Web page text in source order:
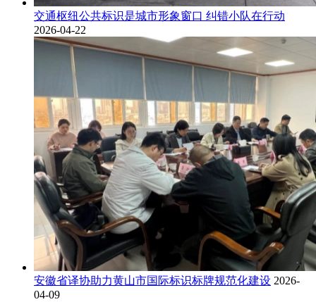
交通枢纽公共标识是城市形象窗口 纠错小队在行动
2026-04-22
安徽省译协助力黄山市国际标识标牌规范化建设 2026-
04-09